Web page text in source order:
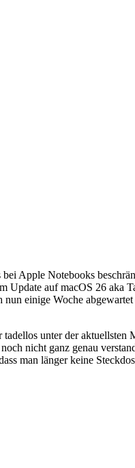
Apple Notebooks
Update auf macOS 26 aka
einige Woche
unter der aktuellsten
nicht ganz genau
man länger keine